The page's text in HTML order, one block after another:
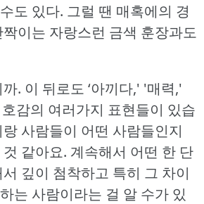
도 있다. 그럴 땐 매혹에의 경
이는 자랑스런 금색 훈장과도
. 이 뒤로도 ‘아끼다,' '매력,'
호감의 여러가지 표현들이 있습
사람들이 어떤 사람들인지
같아요. 계속해서 어떤 한 단
깊이 첨착하고 특히 그 차이
는 사람이라는 걸 알 수가 있